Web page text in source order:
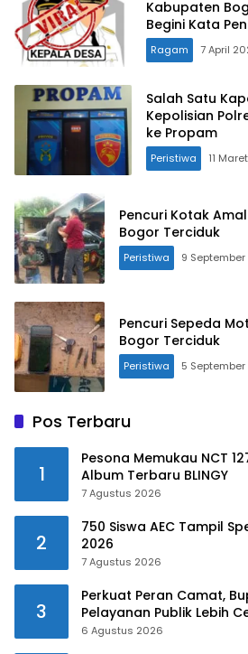
Kabupaten
Begini Kata
Ragam 7 April
Salah Satu
Kepolisian
ke Propam
Peristiwa 11
Pencuri Kotak
Bogor Terciduk
Peristiwa 9
Pencuri Sepeda
Bogor Terciduk
Peristiwa 5
Pos Terbaru
1
Pesona Memukau NCT
Album Terbaru BLINGY
7 Agustus 2026
2
750 Siswa AEC Tampil
2026
7 Agustus 2026
3
Perkuat Peran Camat,
Pelayanan Publik Lebih
6 Agustus 2026